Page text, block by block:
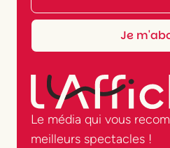
Le média qui vous
meilleurs spectacles !